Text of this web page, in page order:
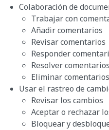
Colaboración de
Trabajar con
Añadir comentarios
Revisar comentarios
Responder
Resolver comentarios
Eliminar comentarios
Usar el rastreo de
Revisar los cambios
Aceptar o rechazar
Bloquear y